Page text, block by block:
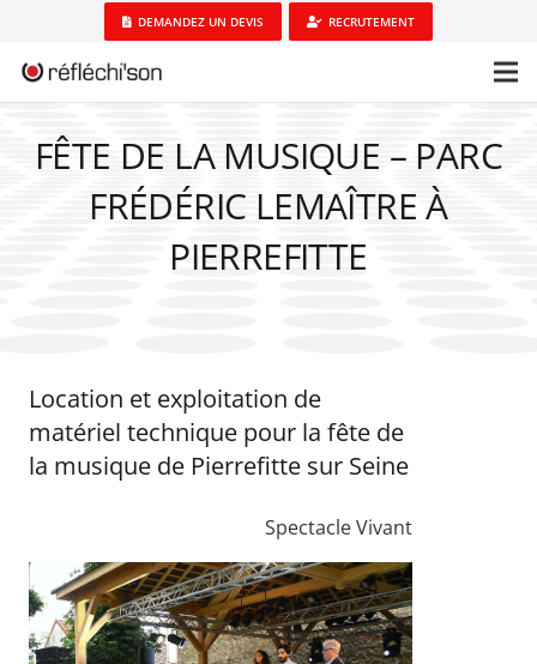
DEMANDEZ UN DEVIS RECRUTEMENT
FÊTE DE LA MUSIQUE – PARC
FRÉDÉRIC LEMAÎTRE À
PIERREFITTE
Location et exploitation de
matériel technique pour la fête de
la musique de Pierrefitte sur Seine
Spectacle Vivant